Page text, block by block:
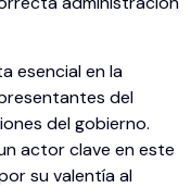
esencial en la
del
del gobierno.
actor clave en este
su valentía al